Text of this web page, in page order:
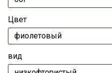
Цвет
вид